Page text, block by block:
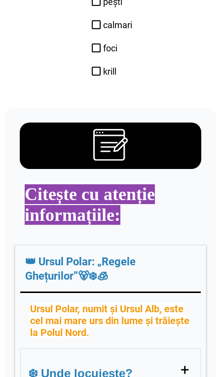
calmari
foci
krill
Citește cu atenție
informațiile:
👑 Ursul Polar: „Regele
Ghețurilor”🐻‍❄️🧊
Ursul Polar, numit și Ursul Alb, este
cel mai mare urs din lume și trăiește
la Polul Nord.
❄️ Unde locuiește? +